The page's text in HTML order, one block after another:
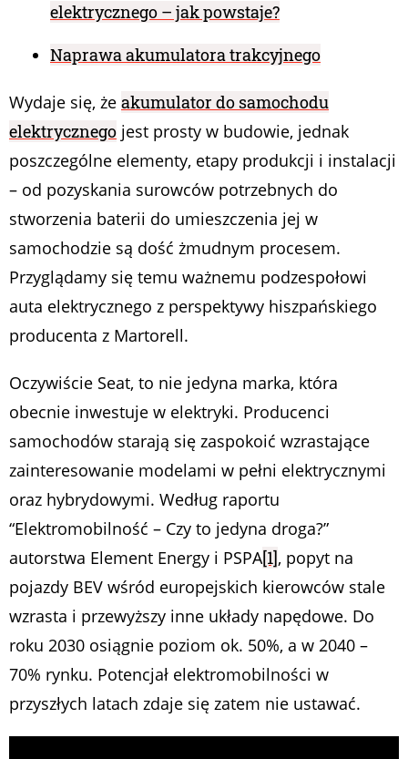
elektrycznego – jak powstaje?
Naprawa akumulatora trakcyjnego
Wydaje się, że akumulator do samochodu
elektrycznego jest prosty w budowie, jednak
poszczególne elementy, etapy produkcji i instalacji
– od pozyskania surowców potrzebnych do
stworzenia baterii do umieszczenia jej w
samochodzie są dość żmudnym procesem.
Przyglądamy się temu ważnemu podzespołowi
auta elektrycznego z perspektywy hiszpańskiego
producenta z Martorell.
Oczywiście Seat, to nie jedyna marka, która
obecnie inwestuje w elektryki. Producenci
samochodów starają się zaspokoić wzrastające
zainteresowanie modelami w pełni elektrycznymi
oraz hybrydowymi. Według raportu
“Elektromobilność – Czy to jedyna droga?”
autorstwa Element Energy i PSPA[1], popyt na
pojazdy BEV wśród europejskich kierowców stale
wzrasta i przewyższy inne układy napędowe. Do
roku 2030 osiągnie poziom ok. 50%, a w 2040 –
70% rynku. Potencjał elektromobilności w
przyszłych latach zdaje się zatem nie ustawać.